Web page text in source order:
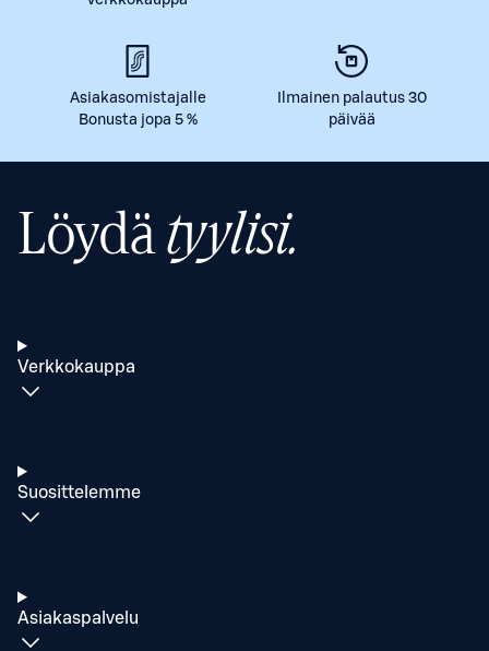
Asiakasomistajalle
Bonusta jopa 5 %
Ilmainen palautus 30
päivää
Löydätyylisi.
Verkkokauppa
Suosittelemme
Asiakaspalvelu